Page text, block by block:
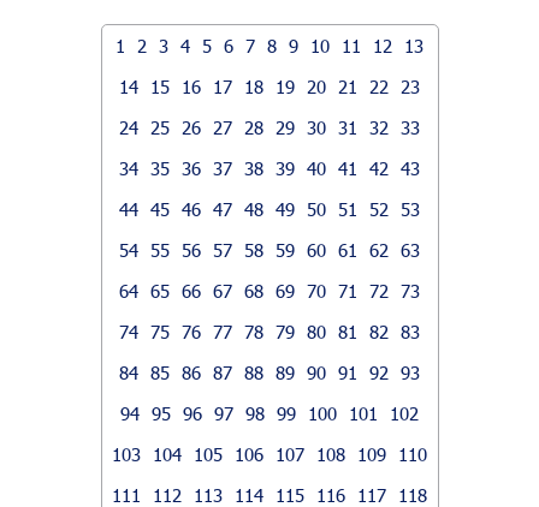
1 2 3 4 5 6 7 8 9 10 11 12
13
14
15 16 17 18 19 20 21 22
23
24
25 26 27 28 29 30 31 32
33
34 35 36 37 38 39 40 41 42
43
44 45 46 47 48 49 50 51 52
53
54 55 56 57 58 59 60 61 62
63
64 65 66 67 68 69 70 71 72
73
74 75 76 77 78 79 80 81 82
83
84 85 86 87 88 89 90 91 92
93
94 95 96 97 98 99 100 101
102
103
104 105 106 107 108 109
110
111
112 113 114 115 116 117
118